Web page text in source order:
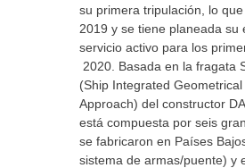
su primera tripulación, lo que
2019 y se tiene planeada su
servicio activo para los
2020. Basada en la fragata
(Ship Integrated
Approach) del constructor
está compuesta por seis
se fabricaron en Países
sistema de armas/puente) y